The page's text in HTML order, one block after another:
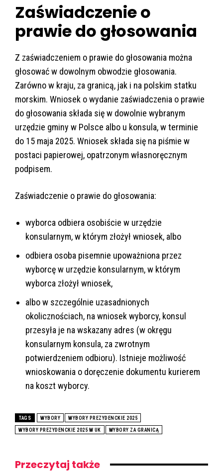
Zaświadczenie o
prawie do głosowania
Z zaświadczeniem o prawie do głosowania można
głosować w dowolnym obwodzie głosowania.
Zarówno w kraju, za granicą, jak i na polskim statku
morskim. Wniosek o wydanie zaświadczenia o prawie
do głosowania składa się w dowolnie wybranym
urzędzie gminy w Polsce albo u konsula, w terminie
do 15 maja 2025. Wniosek składa się na piśmie w
postaci papierowej, opatrzonym własnoręcznym
podpisem.
Zaświadczenie o prawie do głosowania:
wyborca odbiera osobiście w urzędzie
konsularnym, w którym złożył wniosek, albo
odbiera osoba pisemnie upoważniona przez
wyborcę w urzędzie konsularnym, w którym
wyborca złożył wniosek,
albo w szczególnie uzasadnionych
okolicznościach, na wniosek wyborcy, konsul
przesyła je na wskazany adres (w okręgu
konsularnym konsula, za zwrotnym
potwierdzeniem odbioru). Istnieje możliwość
wnioskowania o doręczenie dokumentu kurierem
na koszt wyborcy.
TAGS WYBORY WYBORY PREZYDENCKIE 2025
WYBORY PREZYDENCKIE 2025 W UK WYBORY ZA GRANICĄ
Przeczytaj także